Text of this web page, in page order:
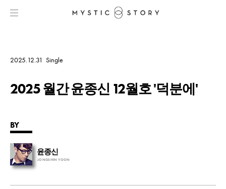
2025.12.31 Single
2025 월간 윤종신 12월호 '덕분에'
BY
윤종신
JONGSHIN YOON